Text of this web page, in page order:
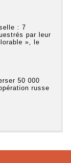
: 7
par leur
», le
50 000
russe